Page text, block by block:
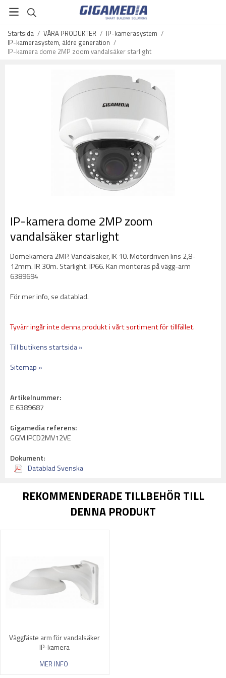
Startsida / VÅRA PRODUKTER / IP-kamerasystem /
IP-kamerasystem, äldre generation /
IP-kamera dome 2MP zoom vandalsäker starlight
IP-kamera dome 2MP zoom
vandalsäker starlight
Domekamera 2MP. Vandalsäker, IK 10. Motordriven lins 2,8-
12mm. IR 30m. Starlight. IP66. Kan monteras på vägg-arm
6389694
För mer info, se datablad.
Tyvärr ingår inte denna produkt i vårt sortiment för tillfället.
Till butikens startsida »
Sitemap »
Artikelnummer:
E 6389687
Gigamedia referens:
GGM IPCD2MV12VE
Dokument:
Datablad Svenska
REKOMMENDERADE TILLBEHÖR TILL
DENNA PRODUKT
Väggfäste arm för vandalsäker
IP-kamera
MER INFO